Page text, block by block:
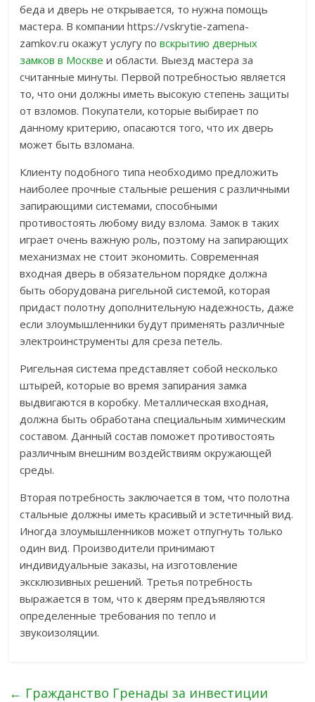
беда и дверь не открывается, то нужна помощь
мастера. В компании https://vskrytie-zamena-
zamkov.ru окажут услугу повскрытию дверных
замков в Москве и области. Выезд мастера за
считанные минуты. Первой потребностью является
то, что они должны иметь высокую степень защиты
от взломов. Покупатели, которые выбирает по
данному критерию, опасаются того, что их дверь
может быть взломана.
Клиенту подобного типа необходимо предложить
наиболее прочные стальные решения с различными
запирающими системами, способными
противостоять любому виду взлома. Замок в таких
играет очень важную роль, поэтому на запирающих
механизмах не стоит экономить. Современная
входная дверь в обязательном порядке должна
быть оборудована ригельной системой, которая
придаст полотну дополнительную надежность, даже
если злоумышленники будут применять различные
электроинструменты для среза петель.
Ригельная система представляет собой несколько
штырей, которые во время запирания замка
выдвигаются в коробку. Металлическая входная,
должна быть обработана специальным химическим
составом. Данный состав поможет противостоять
различным внешним воздействиям окружающей
среды.
Вторая потребность заключается в том, что полотна
стальные должны иметь красивый и эстетичный вид.
Иногда злоумышленников может отпугнуть только
один вид. Производители принимают
индивидуальные заказы, на изготовление
эксклюзивных решений. Третья потребность
выражается в том, что к дверям предъявляются
определенные требования по тепло и
звукоизоляции.
← Гражданство Гренады за инвестиции